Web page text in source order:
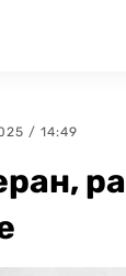
/ 14:49